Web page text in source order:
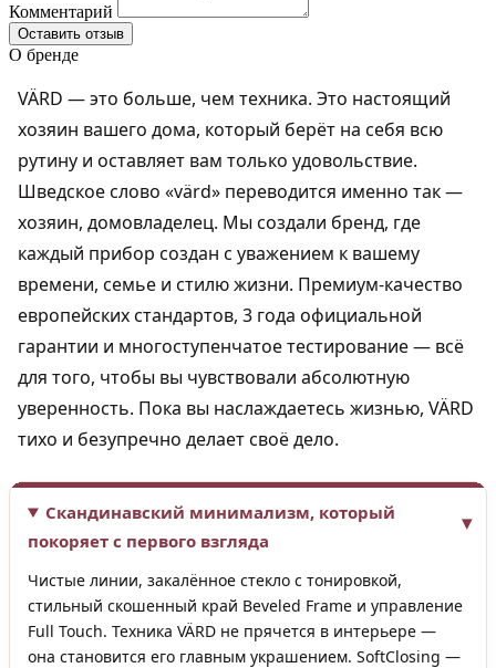
Комментарий
Оставить отзыв
О бренде
VÄRD — это больше, чем техника. Это настоящий
хозяин вашего дома, который берёт на себя всю
рутину и оставляет вам только удовольствие.
Шведское слово «värd» переводится именно так —
хозяин, домовладелец. Мы создали бренд, где
каждый прибор создан с уважением к вашему
времени, семье и стилю жизни. Премиум-качество
европейских стандартов, 3 года официальной
гарантии и многоступенчатое тестирование — всё
для того, чтобы вы чувствовали абсолютную
уверенность. Пока вы наслаждаетесь жизнью, VÄRD
тихо и безупречно делает своё дело.
Скандинавский минимализм, который
покоряет с первого взгляда
Чистые линии, закалённое стекло с тонировкой,
стильный скошенный край Beveled Frame и управление
Full Touch. Техника VÄRD не прячется в интерьере —
она становится его главным украшением. SoftClosing —